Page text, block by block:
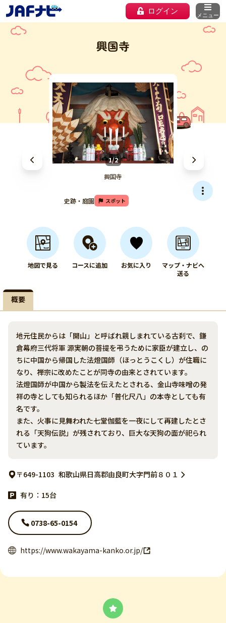
ログイン メニュー
興国寺
1/2
興国寺
史跡・庭園 スポット
地図で見る コースに追加 お気に入り
マップ・ナビへ
送る
概要
地元住民からは「開山」と呼ばれ親しまれている古刹で、鎌
倉幕府三代将軍 源実朝の菩提を弔うために家臣が建立し、の
ちに中国から帰国した法燈国師（ほっとうこくし）が住職に
なり、禅宗に改めたことが同寺の由来とされています。
法燈国師が中国から製法を伝えたとされる、金山寺味噌の発
祥の寺としても知られるほか「普化尺八」の本寺としても有
名です。
また、火事に見舞われた七堂伽藍を一夜にして再建したとさ
れる「天狗伝説」が残されており、巨大な天狗の面が祀られ
ています。
〒649-1103 和歌山県日高郡由良町大字門前８０１
有り：15台
0738-65-0154
https://www.wakayama-kanko.or.jp/